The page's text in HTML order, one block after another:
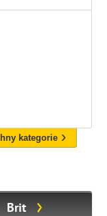
kategorie
Brit